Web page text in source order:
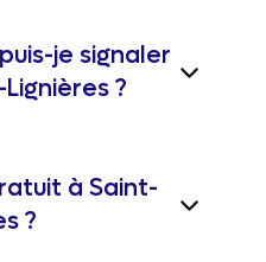
je signaler
?
à Saint-
?